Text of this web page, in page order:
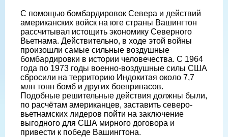
С помощью бомбардировок Севера и действий
американских войск на юге страны Вашингтон
рассчитывал истощить экономику Северного
Вьетнама. Действительно, в ходе этой войны
произошли самые сильные воздушные
бомбардировки в истории человечества. С 1964
года по 1973 годы военно-воздушные силы США
сбросили на территорию Индокитая около 7,7
млн тонн бомб и других боеприпасов.
Подобные решительные действия должны были,
по расчётам американцев, заставить северо-
вьетнамских лидеров пойти на заключение
выгодного для США мирного договора и
привести к победе Вашингтона.